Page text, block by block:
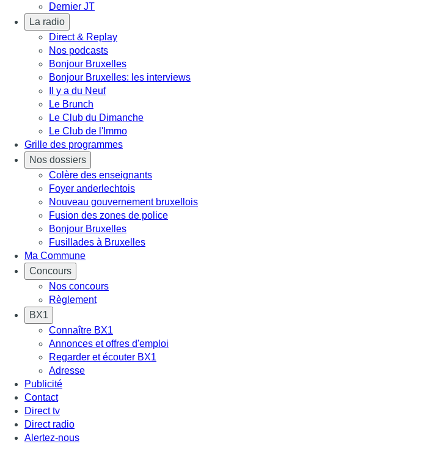
Dernier JT
La radio
Direct & Replay
Nos podcasts
Bonjour Bruxelles
Bonjour Bruxelles: les interviews
Il y a du Neuf
Le Brunch
Le Club du Dimanche
Le Club de l'Immo
Grille des programmes
Nos dossiers
Colère des enseignants
Foyer anderlechtois
Nouveau gouvernement bruxellois
Fusion des zones de police
Bonjour Bruxelles
Fusillades à Bruxelles
Ma Commune
Concours
Nos concours
Règlement
BX1
Connaître BX1
Annonces et offres d'emploi
Regarder et écouter BX1
Adresse
Publicité
Contact
Direct tv
Direct radio
Alertez-nous